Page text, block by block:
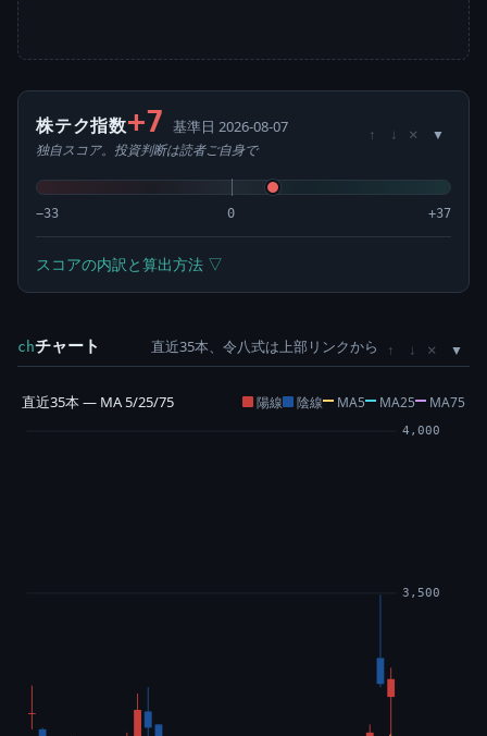
株テク指数+7 基準日 2026-08-07
独自スコア。投資判断は読者ご自身で
↑ ↓ ×
−33 0 +37
スコアの内訳と算出方法 ▽
chチャート 直近35本、令八式は上部リンクから ↑ ↓ ×
直近35本 — MA 5/25/75 陽線 陰線 MA5 MA25 MA75
3,500
4,000